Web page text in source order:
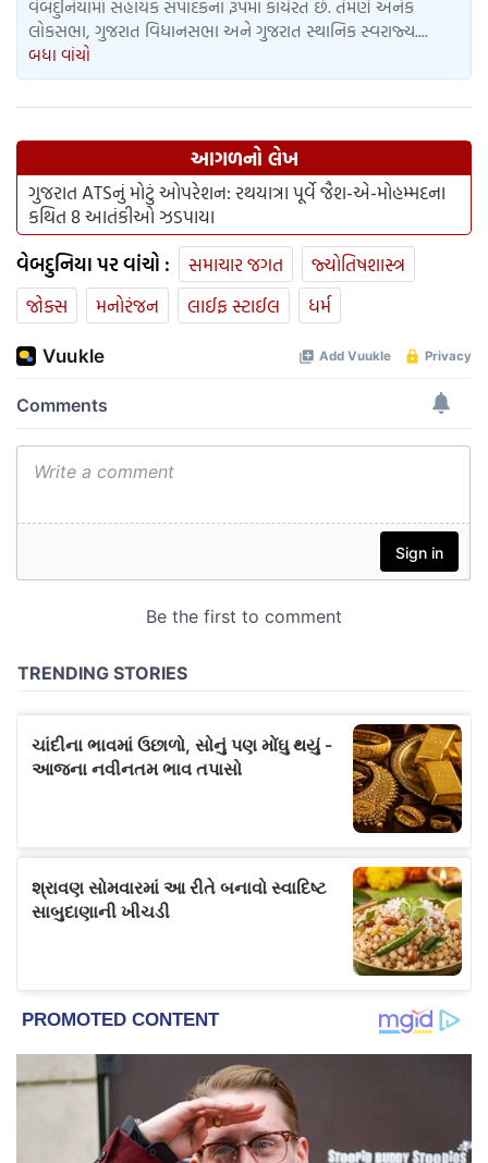
વેબદુનિયામાં સહાયક સંપાદકના રૂપમાં કાર્યરત છે. તેમણે અનેક
લોકસભા, ગુજરાત વિધાનસભા અને ગુજરાત સ્થાનિક સ્વરાજ્ય....
બધા વાંચો
આગળનો લેખ
ગુજરાત ATSનું મોટું ઓપરેશન: રથયાત્રા પૂર્વે જૈશ-એ-મોહમ્મદના
કથિત 8 આતંકીઓ ઝડપાયા
વેબદુનિયા પર વાંચો : સમાચાર જગત
જ્યોતિષશાસ્ત્ર
જોક્સ
મનોરંજન લાઈફ સ્ટાઈલ ધર્મ